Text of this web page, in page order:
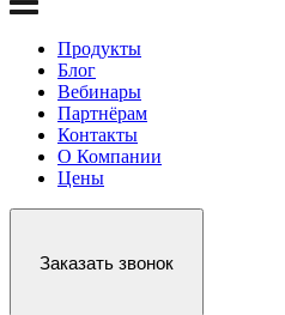
Продукты
Блог
Вебинары
Партнёрам
Контакты
О Компании
Цены
Заказать звонок